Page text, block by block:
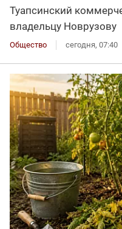
Туапсинский
владельцу Новрузову
Общество сегодня, 07:40